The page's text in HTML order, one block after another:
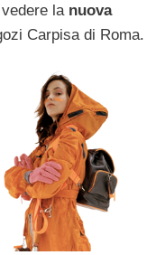
lanuova
Carpisa di Roma.